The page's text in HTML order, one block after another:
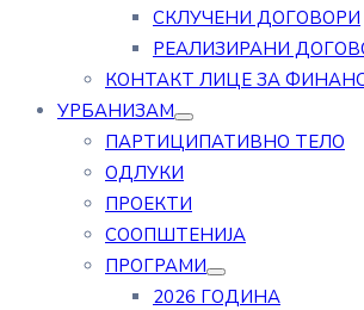
СКЛУЧЕНИ ДОГОВОРИ
РЕАЛИЗИРАНИ
КОНТАКТ ЛИЦЕ ЗА
УРБАНИЗАМ
ПАРТИЦИПАТИВНО ТЕЛО
ОДЛУКИ
ПРОЕКТИ
СООПШТЕНИЈА
ПРОГРАМИ
2026 ГОДИНА